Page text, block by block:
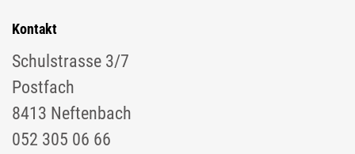
Kontakt
Schulstrasse 3/7
Postfach
8413 Neftenbach
052 305 06 66